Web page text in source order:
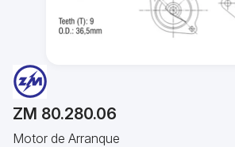
ZM 80.280.06
Motor de Arranque